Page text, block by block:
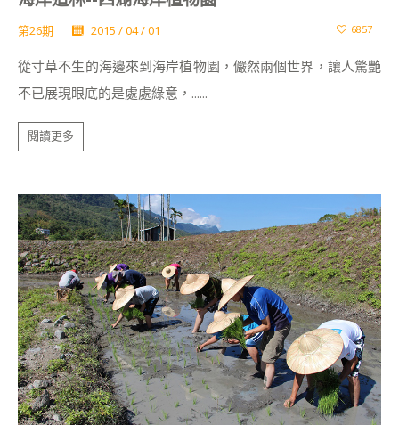
第26期 2015 / 04 / 01 6857
從寸草不生的海邊來到海岸植物園，儼然兩個世界，讓人驚艷
不已展現眼底的是處處綠意，......
閱讀更多